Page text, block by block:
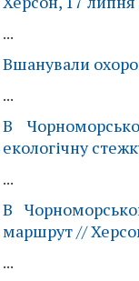
...
Вшанували
...
В
екологічну
...
В
маршрут //
...